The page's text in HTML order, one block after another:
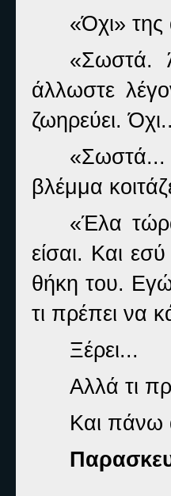
«Όχι»
«Σωστά.
άλλωστε
ζωηρεύει.
«Σωστά...
βλέμμα
«Έλα
είσαι. Και
θήκη του.
τι πρέπει να
Ξέρει...
Αλλά τι
Και